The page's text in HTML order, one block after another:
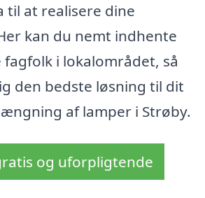
at realisere dine
kan du nemt indhente
i lokalområdet, så
den bedste løsning til dit
af lamper i Strøby.
og uforpligtende